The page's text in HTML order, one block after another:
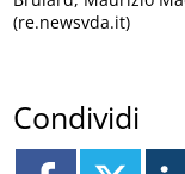
(re.newsvda.it)
Condividi